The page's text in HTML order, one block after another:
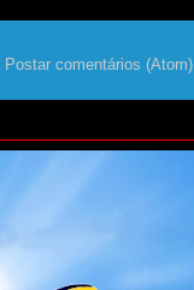
Postar comentários (Atom)